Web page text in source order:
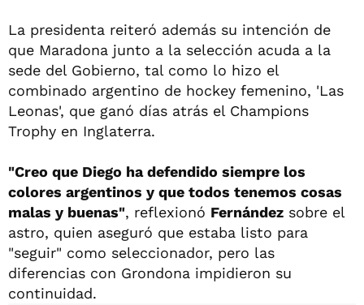
La presidenta reiteró además su intención de
que Maradona junto a la selección acuda a la
sede del Gobierno, tal como lo hizo el
combinado argentino de hockey femenino, 'Las
Leonas', que ganó días atrás el Champions
Trophy en Inglaterra.
"Creo que Diego ha defendido siempre los
colores argentinos y que todos tenemos cosas
malas y buenas", reflexionó Fernández sobre el
astro, quien aseguró que estaba listo para
"seguir" como seleccionador, pero las
diferencias con Grondona impidieron su
continuidad.